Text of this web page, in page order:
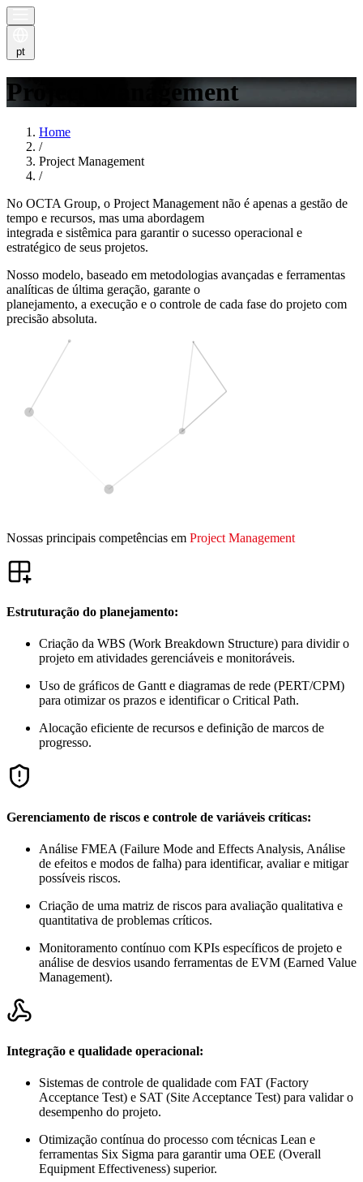
pt
Project Management
Home
/
Project Management
/
No OCTA Group, o Project Management não é apenas a gestão de
tempo e recursos, mas uma abordagem
integrada e sistêmica para garantir o sucesso operacional e
estratégico de seus projetos.
Nosso modelo, baseado em metodologias avançadas e ferramentas
analíticas de última geração, garante o
planejamento, a execução e o controle de cada fase do projeto com
precisão absoluta.
Nossas principais competências em Project Management
Estruturação do planejamento:
Criação da WBS (Work Breakdown Structure) para dividir o
projeto em atividades gerenciáveis e monitoráveis.
Uso de gráficos de Gantt e diagramas de rede (PERT/CPM)
para otimizar os prazos e identificar o Critical Path.
Alocação eficiente de recursos e definição de marcos de
progresso.
Gerenciamento de riscos e controle de variáveis críticas:
Análise FMEA (Failure Mode and Effects Analysis, Análise
de efeitos e modos de falha) para identificar, avaliar e mitigar
possíveis riscos.
Criação de uma matriz de riscos para avaliação qualitativa e
quantitativa de problemas críticos.
Monitoramento contínuo com KPIs específicos de projeto e
análise de desvios usando ferramentas de EVM (Earned Value
Management).
Integração e qualidade operacional:
Sistemas de controle de qualidade com FAT (Factory
Acceptance Test) e SAT (Site Acceptance Test) para validar o
desempenho do projeto.
Otimização contínua do processo com técnicas Lean e
ferramentas Six Sigma para garantir uma OEE (Overall
Equipment Effectiveness) superior.